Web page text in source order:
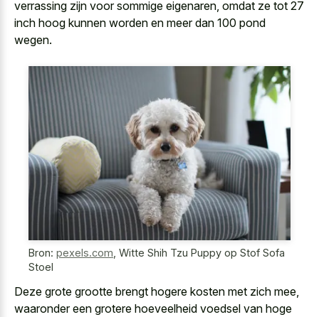
verrassing zijn voor sommige eigenaren, omdat ze tot 27
inch hoog kunnen worden en meer dan 100 pond
wegen.
Bron: pexels.com Witte Shih Tzu Puppy op Stof Sofa
Stoel
Deze grote grootte brengt hogere kosten met zich mee,
waaronder een grotere hoeveelheid voedsel van hoge